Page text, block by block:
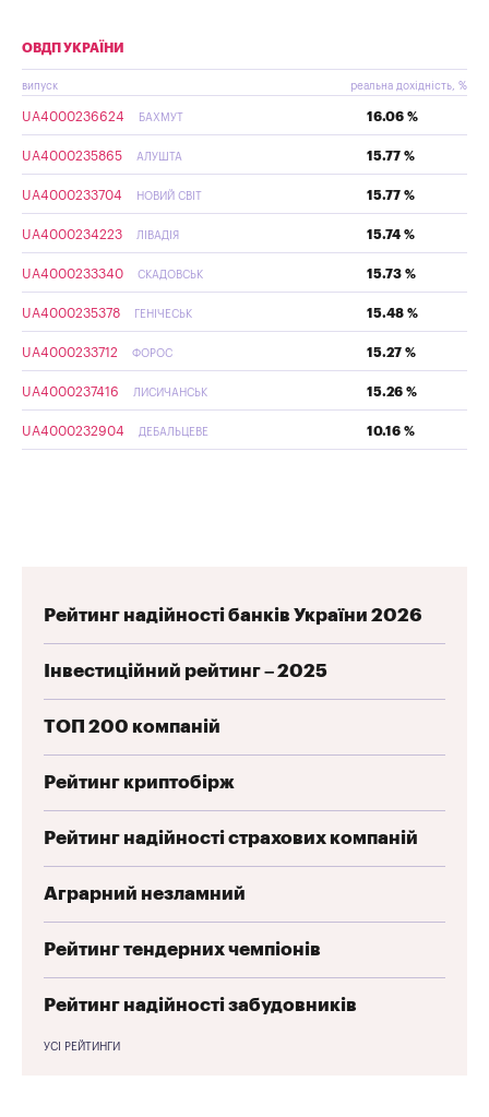
ОВДП УКРАЇНИ
випуск реальна дохідність, %
UA4000236624 БАХМУТ 16.06 %
UA4000235865 АЛУШТА 15.77 %
UA4000233704 НОВИЙ СВІТ 15.77 %
UA4000234223 ЛІВАДІЯ 15.74 %
UA4000233340 СКАДОВСЬК 15.73 %
UA4000235378 ГЕНІЧЕСЬК 15.48 %
UA4000233712 ФОРОС 15.27 %
UA4000237416 ЛИСИЧАНСЬК 15.26 %
UA4000232904 ДЕБАЛЬЦЕВЕ 10.16 %
Рейтинг надійності банків України 2026
Інвестиційний рейтинг – 2025
ТОП 200 компаній
Рейтинг криптобірж
Рейтинг надійності страхових компаній
Аграрний незламний
Рейтинг тендерних чемпіонів
Рейтинг надійності забудовників
УСІ РЕЙТИНГИ